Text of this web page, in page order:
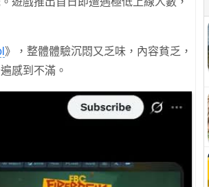
》，整體體驗沉悶又乏味，內容貧乏，
感到不滿。